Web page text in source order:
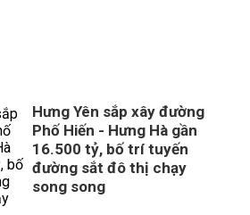
Hưng Yên sắp xây đường
Phố Hiến - Hưng Hà gần
16.500 tỷ, bố trí tuyến
đường sắt đô thị chạy
song song